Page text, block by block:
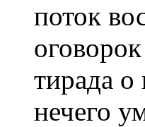
поток
тирада
нечего